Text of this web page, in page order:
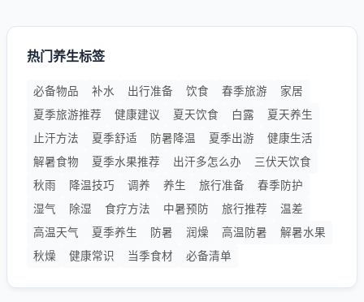
热门养生标签
必备物品 补水 出行准备 饮食 春季旅游
家居
夏季旅游推荐
健康建议 夏天饮食 白露
夏天养生
止汗方法
夏季舒适 防暑降温 夏季出游
健康生活
解暑食物
夏季水果推荐 出汗多怎么办
三伏天饮食
秋雨
降温技巧 调养 养生 旅行准备
春季防护
湿气
除湿 食疗方法 中暑预防 旅行推荐
温差
高温天气
夏季养生 防暑 润燥 高温防暑
解暑水果
秋燥
健康常识 当季食材 必备清单